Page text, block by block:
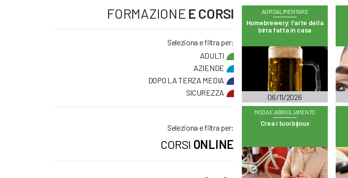
FORMAZIONE E CORSI
Seleziona e filtra per:
ADULTI
AZIENDE
DOPO LA TERZA MEDIA
SICUREZZA
Seleziona e filtra per:
CORSI ONLINE
AGROALIMENTARE
Homebrewery: l’arte della
birra fatta in casa
06/11/2026
MODA E ABBIGLIAMENTO
Crea i tuoi bijoux